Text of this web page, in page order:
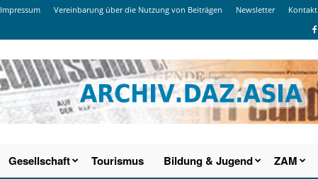
Impressum Vereinbarung über die Nutzung von Beiträgen Newsletter Kontakt
Gesellschaft Tourismus Bildung & Jugend ZAM